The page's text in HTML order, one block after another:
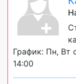
График: Пн, Вт
14:00